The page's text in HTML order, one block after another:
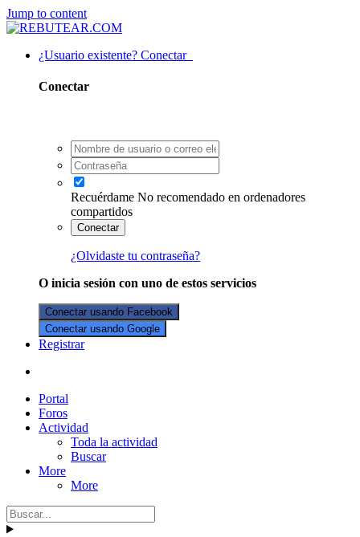
Jump to content
¿Usuario existente? Conectar
Conectar
Recuérdame No recomendado en ordenadores
compartidos
Conectar
¿Olvidaste tu contraseña?
O inicia sesión con uno de estos servicios
Conectar usando Facebook
Conectar usando Google
Registrar
Portal
Foros
Actividad
Toda la actividad
Buscar
More
More